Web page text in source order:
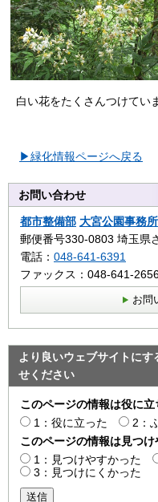
白い花をたくさんつけてい
▶緑化情報ページへ戻る
お問い合わせ
都市整備部 大宮公園事務所
郵便番号330-0803 埼玉県
電話： 048-641-6391
ファックス：048-641-
お問
より良いウェブサイトに
せください
このページの情報は役に立
1：役に立った
2：
このページの情報は見つ
1：見つけやすかった
3：見つけにくかった
送信